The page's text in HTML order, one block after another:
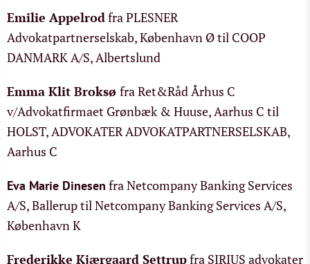
Emilie Appelrodfra PLESNER
Advokatpartnerselskab, København Ø til COOP
DANMARK A/S, Albertslund
Emma Klit Broksø fra Ret&Råd Århus C
v/Advokatfirmaet Grønbæk & Huuse, Aarhus C til
HOLST, ADVOKATER ADVOKATPARTNERSELSKAB,
Aarhus C
Eva Marie Dinesen fra Netcompany Banking Services
A/S, Ballerup til Netcompany Banking Services A/S,
København K
Frederikke Kjærgaard Settrupfra SIRIUS advokater